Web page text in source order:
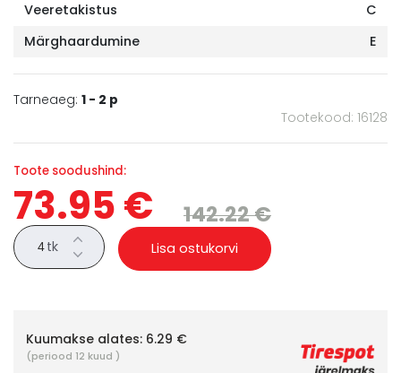
Veeretakistus
C
Märghaardumine
E
Tarneaeg: 1 - 2 p
Tootekood: 16128
Toote soodushind:
73.95 € 142.22 €
tk Lisa ostukorvi
Kuumakse alates: 6.29 €
(periood 12 kuud )